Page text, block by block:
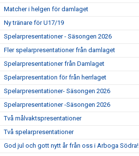
Matcher i helgen för damlaget
Ny tränare för U17/19
Spelarpresentationer - Säsongen 2026
Fler spelarpresentationer från damlaget
Spelarpresentationer från Damlaget
Spelarpresentation för från herrlaget
Spelarpresentationer- Säsongen 2026
Spelarpresentationer -Säsongen 2026
Två målvaktspresentationer
Två spelarpresentationer
God jul och gott nytt år från oss i Arboga Södra!